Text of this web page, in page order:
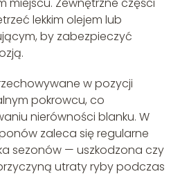
lekkim olejem lub
by zabezpieczyć
w pozycji
pokrowcu, co
nierówności blanku. W
zaleca się regularne
sezonów — uszkodzona czy
utraty ryby podczas